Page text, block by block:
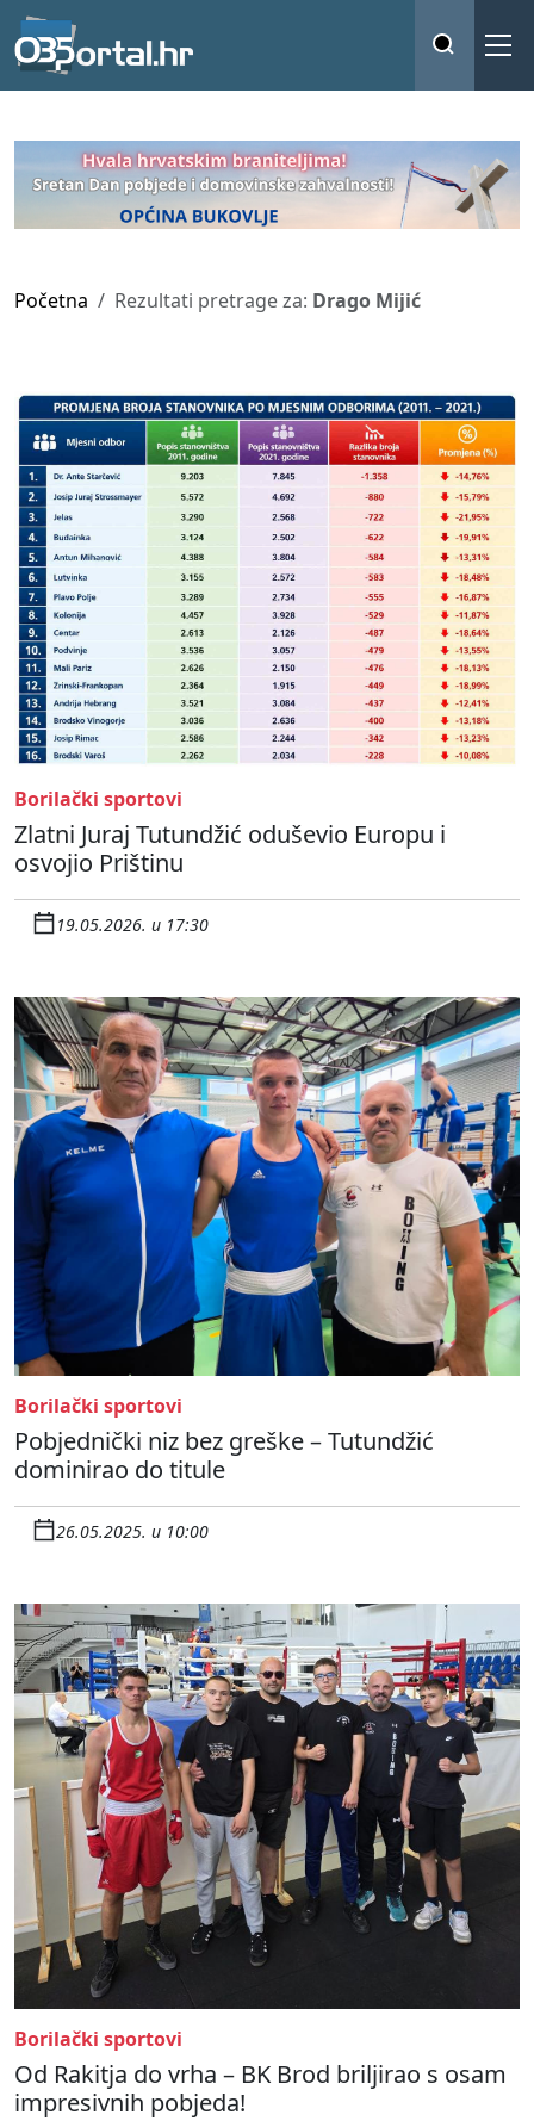
Početna Rezultati pretrage za: Drago Mijić
Borilački sportovi
Zlatni Juraj Tutundžić oduševio Europu i
osvojio Prištinu
19.05.2026. u 17:30
Borilački sportovi
Pobjednički niz bez greške – Tutundžić
dominirao do titule
26.05.2025. u 10:00
Borilački sportovi
Od Rakitja do vrha – BK Brod briljirao s osam
impresivnih pobjeda!